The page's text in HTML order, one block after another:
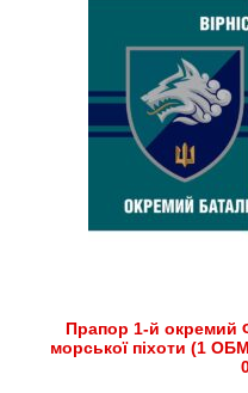
Прапор 1-й окремий
морської піхоти (1